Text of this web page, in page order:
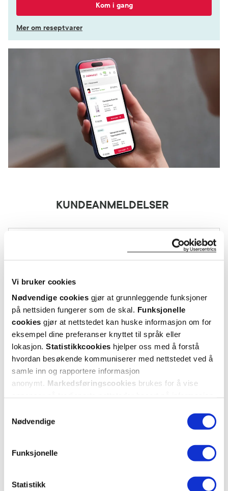
Vi bruker cookies
Nødvendige cookies gjør at grunnleggende funksjoner
på nettsiden fungerer som de skal. Funksjonelle
cookies gjør at nettstedet kan huske informasjon om for
eksempel dine preferanser knyttet til språk eller
lokasjon. Statistikkcookies hjelper oss med å forstå
hvordan besøkende kommuniserer med nettstedet ved å
samle inn og rapportere informasjon
anonymt. Markedsføringscookies brukes for å vise
Nødvendige
Funksjonelle
Statistikk
Kom i gang
Mer om reseptvarer
KUNDEANMELDELSER
2 anmeldelser
5 stjerner
4 stjerner
3 stjerner
2 stjerner
1 stjerne